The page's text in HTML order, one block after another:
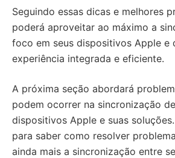
Seguindo essas dicas e melhores
poderá aproveitar ao máximo a
foco em seus dispositivos Apple e
experiência integrada e eficiente.
A próxima seção abordará
podem ocorrer na sincronização
dispositivos Apple e suas
para saber como resolver
ainda mais a sincronização entre